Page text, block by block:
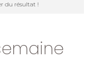
du résultat !